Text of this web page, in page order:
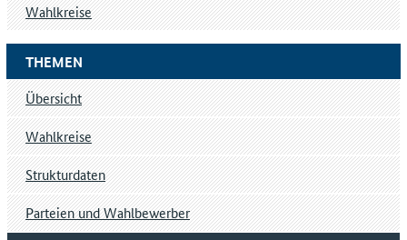
THEMEN
Übersicht
Wahlkreise
Strukturdaten
Parteien und Wahlbewerber
Wahlkreise